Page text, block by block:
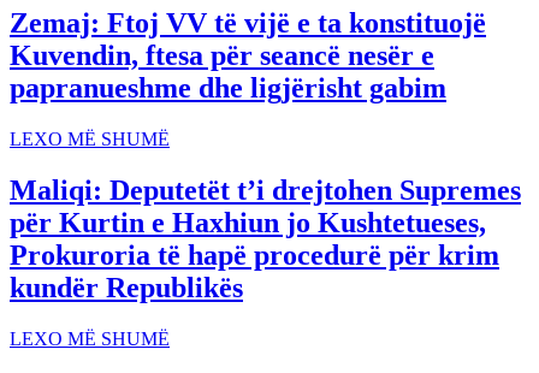
Zemaj: Ftoj VV të vijë e ta konstituojë
Kuvendin, ftesa për seancë nesër e
papranueshme dhe ligjërisht gabim
LEXO MË SHUMË
Maliqi: Deputetët t’i drejtohen Supremes
për Kurtin e Haxhiun jo Kushtetueses,
Prokuroria të hapë procedurë për krim
kundër Republikës
LEXO MË SHUMË